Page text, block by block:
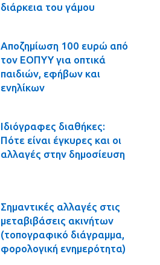
διάρκεια του γάμου
Αποζημίωση 100 ευρώ από
τον ΕΟΠΥΥ για οπτικά
παιδιών, εφήβων και
ενηλίκων
Ιδιόγραφες διαθήκες:
Πότε είναι έγκυρες και οι
αλλαγές στην δημοσίευση
Σημαντικές αλλαγές στις
μεταβιβάσεις ακινήτων
(τοπογραφικό διάγραμμα,
φορολογική ενημερότητα)